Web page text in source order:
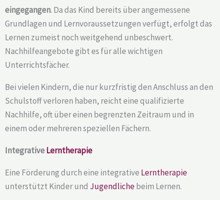
eingegangen. Da das Kind bereits über angemessene
Grundlagen und Lernvoraussetzungen verfügt, erfolgt das
Lernen zumeist noch weitgehend unbeschwert.
Nachhilfeangebote gibt es für alle wichtigen
Unterrichtsfächer.
Bei vielen Kindern, die nur kurzfristig den Anschluss an den
Schulstoff verloren haben, reicht eine qualifizierte
Nachhilfe, oft über einen begrenzten Zeitraum und in
einem oder mehreren speziellen Fächern.
IntegrativeLerntherapie
Eine Förderung durch eine integrative Lerntherapie
unterstützt Kinder und Jugendlichebeim Lernen.